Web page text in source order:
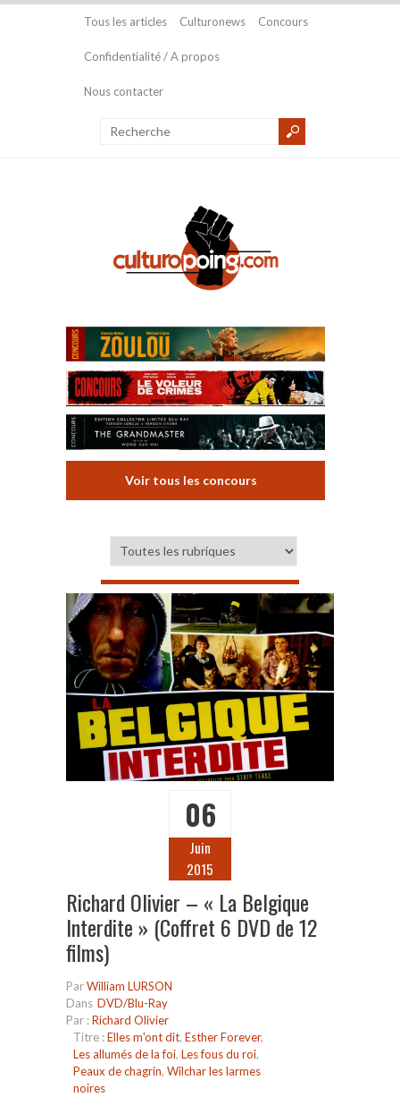
Tous les articles Culturonews Concours
Confidentialité / A propos
Nous contacter
Voir tous les concours
06
Juin
2015
Richard Olivier – « La Belgique
Interdite » (Coffret 6 DVD de 12
films)
ParWilliam LURSON
Dans DVD/Blu-Ray
Par :Richard Olivier
Titre :Elles m'ont dit, Esther Forever,
Les allumés de la foi, Les fous du roi,
Peaux de chagrin, Wilchar les larmes
noires